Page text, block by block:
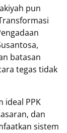
pun
batasan
tegas tidak
ideal PPK
dan
sistem